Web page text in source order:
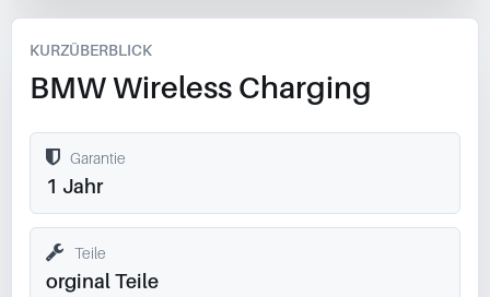
KURZÜBERBLICK
BMW Wireless Charging
Garantie
1 Jahr
Teile
orginal Teile